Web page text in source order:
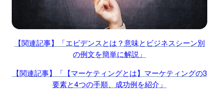
【関連記事】「エビデンスとは？意味とビジネスシーン別
の例文を簡単に解説」
【関連記事】「【マーケティングとは】マーケティングの3
要素と4つの手順、成功例を紹介」